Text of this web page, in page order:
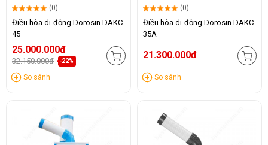
(0)
Điều hòa di động Dorosin DAKC-
45
25.000.000đ
32.150.000đ -22%
So sánh
(0)
Điều hòa di động Dorosin DAKC-
35A
21.300.000đ
So sánh